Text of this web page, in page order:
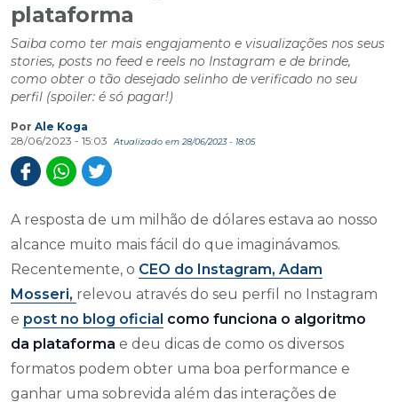
plataforma
Saiba como ter mais engajamento e visualizações nos seus
stories, posts no feed e reels no Instagram e de brinde,
como obter o tão desejado selinho de verificado no seu
perfil (spoiler: é só pagar!)
Por Ale Koga
28/06/2023 - 15:03
Atualizado em 28/06/2023 - 18:05
A resposta de um milhão de dólares estava ao nosso
alcance muito mais fácil do que imaginávamos.
Recentemente, o CEO do Instagram, Adam
Mosseri, relevou através do seu perfil no Instagram
e post no blog oficial como funciona o algoritmo
da plataforma e deu dicas de como os diversos
formatos podem obter uma boa performance e
ganhar uma sobrevida além das interações de